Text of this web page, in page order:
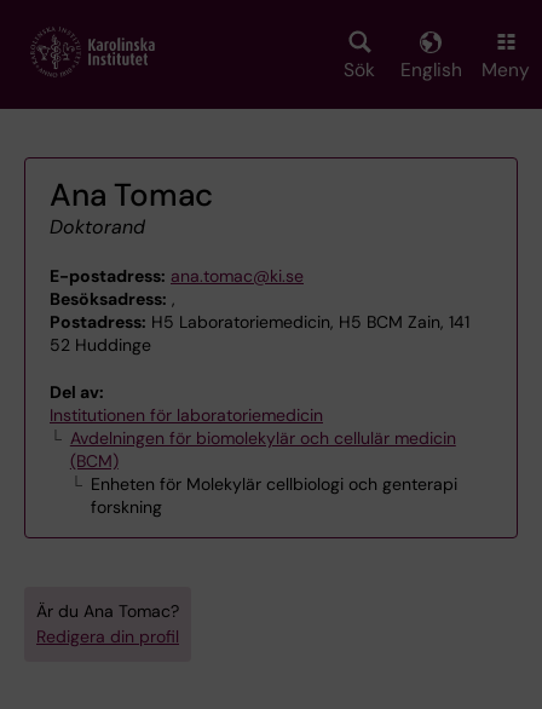
main
Sök English Meny
Ana Tomac
Doktorand
E-postadress: ana.tomac@ki.se
Besöksadress: ,
Postadress: H5 Laboratoriemedicin, H5 BCM Zain, 141
52 Huddinge
Del av:
Institutionen för laboratoriemedicin
Avdelningen för biomolekylär och cellulär medicin
(BCM)
Enheten för Molekylär cellbiologi och genterapi
forskning
Är du Ana Tomac?
Redigera din profil